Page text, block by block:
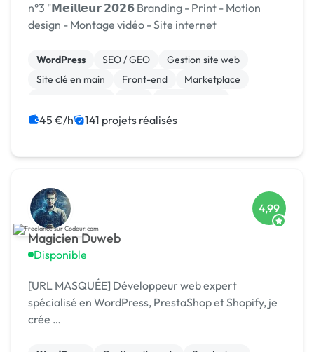
n°3 "𝗠𝗲𝗶𝗹𝗹𝗲𝘂𝗿 𝟮𝟬𝟮𝟲 Branding - Print - Motion
design - Montage vidéo - Site internet
WordPress SEO / GEO
Gestion site web
Site clé en main
Front-end
Marketplace
Migration ou refonte de site
45 €/h 141 projets réalisés
Magicien Duweb
Disponible
4,99
[URL MASQUÉE] Développeur web expert
spécialisé en WordPress, PrestaShop et Shopify, je
crée …